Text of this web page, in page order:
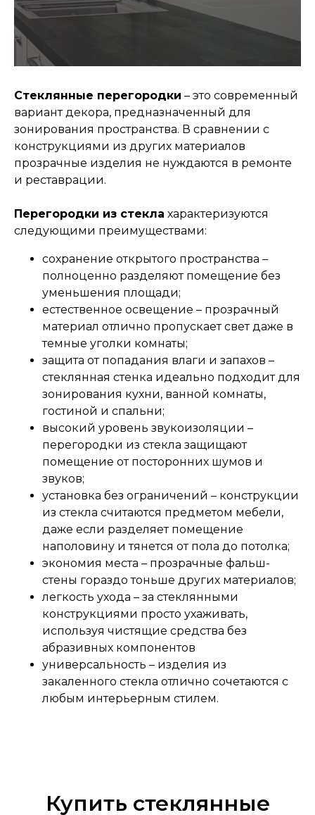
Стеклянные перегородки – это современный
вариант декора, предназначенный для
зонирования пространства. В сравнении с
конструкциями из других материалов
прозрачные изделия не нуждаются в ремонте
и реставрации.
Перегородки из стекла характеризуются
следующими преимуществами:
сохранение открытого пространства –
полноценно разделяют помещение без
уменьшения площади;
естественное освещение – прозрачный
материал отлично пропускает свет даже в
темные уголки комнаты;
защита от попадания влаги и запахов –
стеклянная стенка идеально подходит для
зонирования кухни, ванной комнаты,
гостиной и спальни;
высокий уровень звукоизоляции –
перегородки из стекла защищают
помещение от посторонних шумов и
звуков;
установка без ограничений – конструкции
из стекла считаются предметом мебели,
даже если разделяет помещение
наполовину и тянется от пола до потолка;
экономия места – прозрачные фальш-
стены гораздо тоньше других материалов;
легкость ухода – за стеклянными
конструкциями просто ухаживать,
используя чистящие средства без
абразивных компонентов
универсальность – изделия из
закаленного стекла отлично сочетаются с
любым интерьерным стилем.
Купить стеклянные